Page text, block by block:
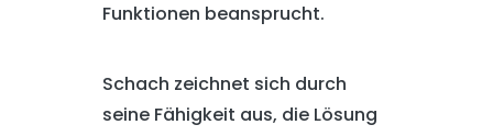
Funktionen beansprucht.
Schach zeichnet sich durch
seine Fähigkeit aus, die Lösung